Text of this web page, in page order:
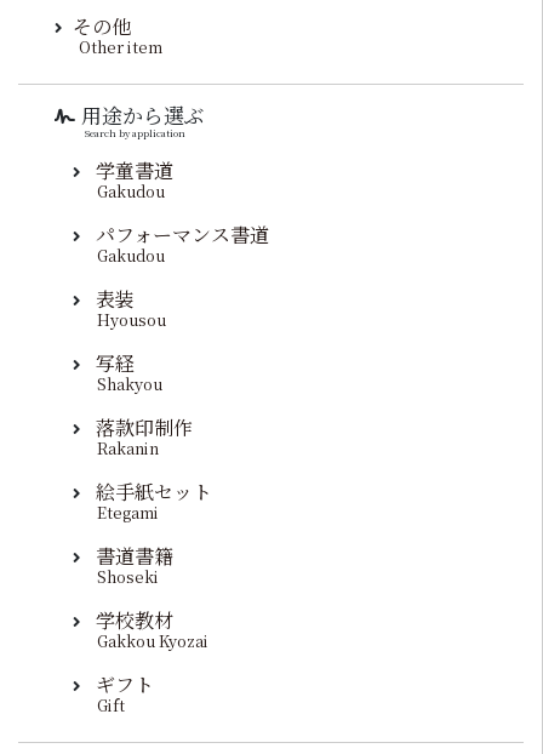
その他
Other item
用途から選ぶ
Search by application
学童書道
Gakudou
パフォーマンス書道
Gakudou
表装
Hyousou
写経
Shakyou
落款印制作
Rakanin
絵手紙セット
Etegami
書道書籍
Shoseki
学校教材
Gakkou Kyozai
ギフト
Gift